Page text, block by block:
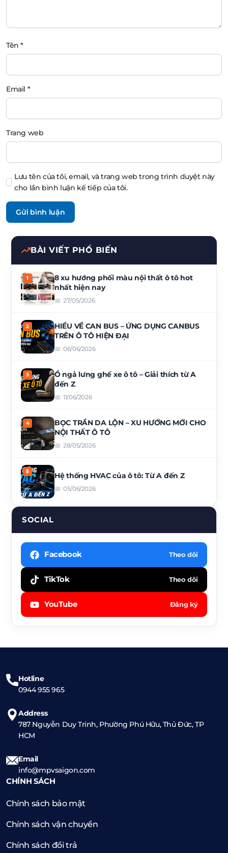
Tên*
Email *
Trang web
Lưu tên của tôi, email, và trang web trong trình duyệt này
cho lần bình luận kế tiếp của tôi.
BÀI VIẾT PHỔ BIẾN
8 xu hướng phối màu nội thất ô tô hot
nhất hiện nay
27/05/2026
HIỂU VỀ CAN BUS – ỨNG DỤNG CANBUS
TRÊN Ô TÔ HIỆN ĐẠI
06/06/2026
Ổ ngả lưng ghế xe ô tô – Giải thích từ A
đến Z
11/06/2026
BỌC TRẦN DA LỘN – XU HƯỚNG MỚI CHO
NỘI THẤT Ô TÔ
28/05/2026
Hệ thống HVAC của ô tô: Từ A đến Z
05/06/2026
Hotline
0944 955 965
Address
787 Nguyễn Duy Trinh, Phường Phú Hữu, Thủ Đức, TP
HCM
Email
info@mpvsaigon.com
CHÍNH SÁCH
Chính sách bảo mật
Chính sách vận chuyển
Chính sách đổi trả